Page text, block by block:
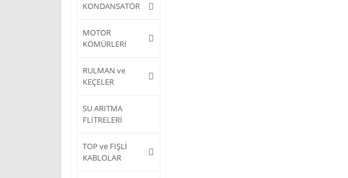
KONDANSATÖR
MOTOR
KÖMÜRLERİ
RULMAN ve
KEÇELER
SU ARITMA
FLİTRELERİ
TOP ve FİŞLİ
KABLOLAR